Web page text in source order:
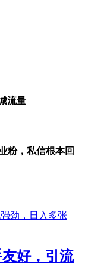
流量
粉，私信根本回
好，引流